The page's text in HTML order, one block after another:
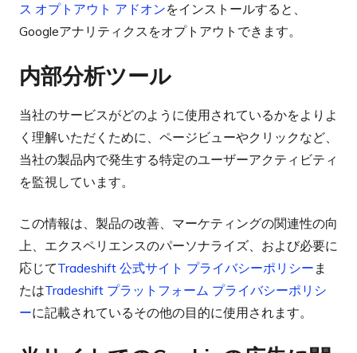
ス オプトアウト アドオンをインストールすると、
Googleアナリティクスをオプトアウトできます。
内部分析ツール
当社のサービスがどのように使用されているかをよりよ
く理解いただくために、ページビューやクリックなど、
当社の製品内で発生する特定のユーザーアクティビティ
を監視しています。
この情報は、製品の改善、マーケティングの関連性の向
上、エクスペリエンスのパーソナライズ、および必要に
応じてTradeshift 公式サイト プライバシーポリシー ま
たはTradeshift プラットフォーム プライバシーポリシ
ーに記載されているその他の目的に使用されます。